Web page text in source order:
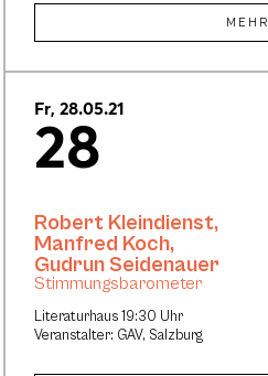
MEHR
Fr, 28.05.21
28
Literaturhaus 19:30 Uhr
Veranstalter: GAV, Salzburg
Robert Kleindienst,
Manfred Koch,
Gudrun Seidenauer
Stimmungsbarometer